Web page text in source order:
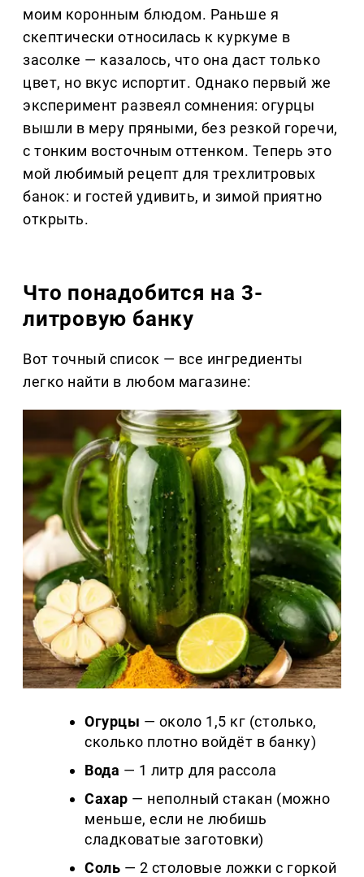
моим коронным блюдом. Раньше я
скептически относилась к куркуме в
засолке — казалось, что она даст только
цвет, но вкус испортит. Однако первый же
эксперимент развеял сомнения: огурцы
вышли в меру пряными, без резкой горечи,
с тонким восточным оттенком. Теперь это
мой любимый рецепт для трехлитровых
банок: и гостей удивить, и зимой приятно
открыть.
Что понадобится на 3-
литровую банку
Вот точный список — все ингредиенты
легко найти в любом магазине:
Огурцы — около 1,5 кг (столько,
сколько плотно войдёт в банку)
Вода — 1 литр для рассола
Сахар — неполный стакан (можно
меньше, если не любишь
сладковатые заготовки)
Соль — 2 столовые ложки с горкой